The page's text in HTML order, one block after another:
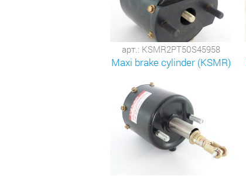
арт.: KSMR2PT50S45958
Maxi brake cylinder (KSMR)